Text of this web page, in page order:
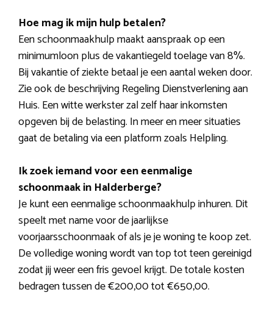
Hoe mag ik mijn hulp betalen?
Een schoonmaakhulp maakt aanspraak op een
minimumloon plus de vakantiegeld toelage van 8%.
Bij vakantie of ziekte betaal je een aantal weken door.
Zie ook de beschrijving Regeling Dienstverlening aan
Huis. Een witte werkster zal zelf haar inkomsten
opgeven bij de belasting. In meer en meer situaties
gaat de betaling via een platform zoals Helpling.
Ik zoek iemand voor een eenmalige
schoonmaak in Halderberge?
Je kunt een eenmalige schoonmaakhulp inhuren. Dit
speelt met name voor de jaarlijkse
voorjaarsschoonmaak of als je je woning te koop zet.
De volledige woning wordt van top tot teen gereinigd
zodat jij weer een fris gevoel krijgt. De totale kosten
bedragen tussen de €200,00 tot €650,00.